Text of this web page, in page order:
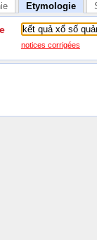
Etymologie
notices corrigées